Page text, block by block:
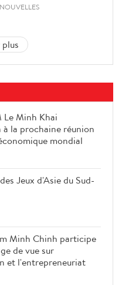
NOUVELLES
Le Minh Khai
la prochaine réunion
mondial
Jeux d'Asie du Sud-
Minh Chinh participe
de vue sur
et l'entrepreneuriat